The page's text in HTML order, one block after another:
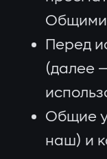
Общими
Перед
(далее
Общие
наш) и